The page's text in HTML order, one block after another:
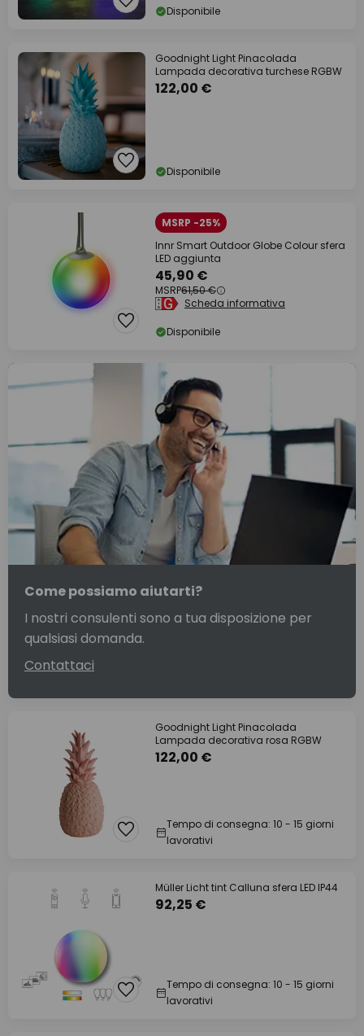
Disponibile
Goodnight Light Pinacolada
Lampada decorativa turchese RGBW
122,00 €
Disponibile
MSRP -25%
Innr Smart Outdoor Globe Colour sfera
LED aggiunta
45,90 €
MSRP61,50 €
Scheda informativa
Disponibile
Come possiamo aiutarti?
I nostri consulenti sono a tua disposizione per
qualsiasi domanda.
Contattaci
Goodnight Light Pinacolada
Lampada decorativa rosa RGBW
122,00 €
Tempo di consegna: 10 - 15 giorni
lavorativi
Müller Licht tint Calluna sfera LED IP44
92,25 €
Tempo di consegna: 10 - 15 giorni
lavorativi